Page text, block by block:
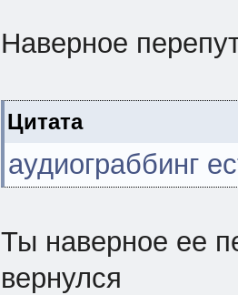
Наверное
Цитата
аудиограббинг
Ты наверное ее
вернулся